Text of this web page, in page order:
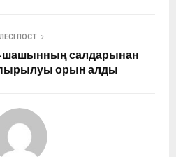
ПОСТ
салдарынан
орын алды